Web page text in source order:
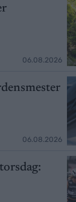
06.08.2026
06.08.2026